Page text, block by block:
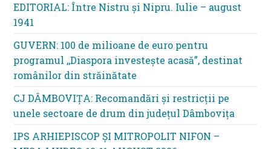
EDITORIAL: Între Nistru şi Nipru. Iulie – august
1941
GUVERN: 100 de milioane de euro pentru
programul ,,Diaspora investește acasă”, destinat
românilor din străinătate
CJ DÂMBOVIȚA: Recomandări și restricții pe
unele sectoare de drum din județul Dâmbovița
IPS ARHIEPISCOP ȘI MITROPOLIT NIFON –